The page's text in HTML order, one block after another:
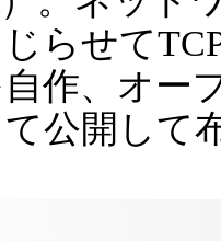
らせて
作、オー
公開して